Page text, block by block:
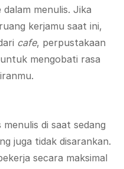
menulis. Jika
kerjamu saat ini,
cafe, perpustakaan
mengobati rasa
di saat sedang
juga tidak disarankan.
secara maksimal